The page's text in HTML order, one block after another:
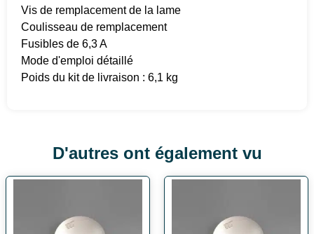
Vis de remplacement de la lame
Coulisseau de remplacement
Fusibles de 6,3 A
Mode d'emploi détaillé
Poids du kit de livraison : 6,1 kg
D'autres ont également vu